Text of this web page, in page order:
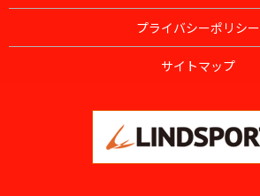
プライバシーポリシー
サイトマップ